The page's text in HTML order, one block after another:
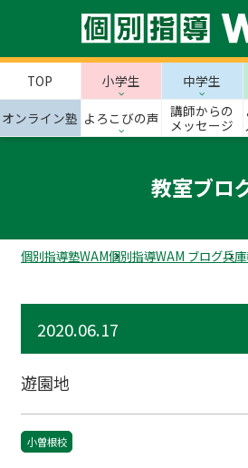
TOP 小学生 中学生
オンライン塾 よろこびの声
講師からの
メッセージ
教室ブロ
個別指導塾WAM個別指導WAM ブログ兵
2020.06.17
遊園地
小曽根校